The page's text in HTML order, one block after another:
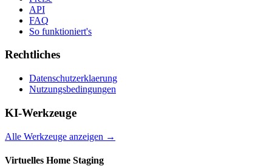
API
FAQ
So funktioniert's
Rechtliches
Datenschutzerklaerung
Nutzungsbedingungen
KI-Werkzeuge
Alle Werkzeuge anzeigen →
Virtuelles Home Staging